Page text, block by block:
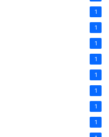
1
1
1
1
1
1
1
1